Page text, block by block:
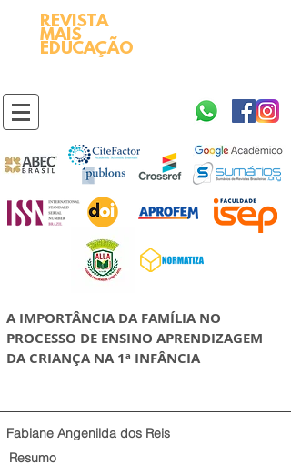
REVISTA
MAIS
EDUCAÇÃO
A IMPORTÂNCIA DA FAMÍLIA NO
PROCESSO DE ENSINO APRENDIZAGEM
DA CRIANÇA NA 1ª INFÂNCIA
Fabiane Angenilda dos Reis
Resumo